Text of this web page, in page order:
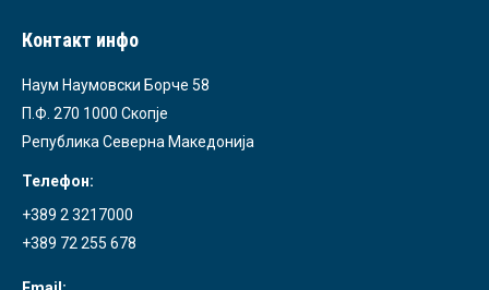
Контакт инфо
Наум Наумовски Борче 58
П.Ф. 270 1000 Скопје
Република Северна Македонија
Телефон:
+389 2 3217000
+389 72 255 678